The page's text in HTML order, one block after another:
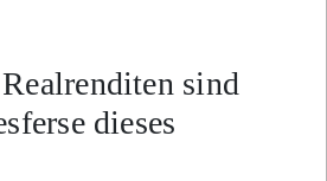
sind
dieses